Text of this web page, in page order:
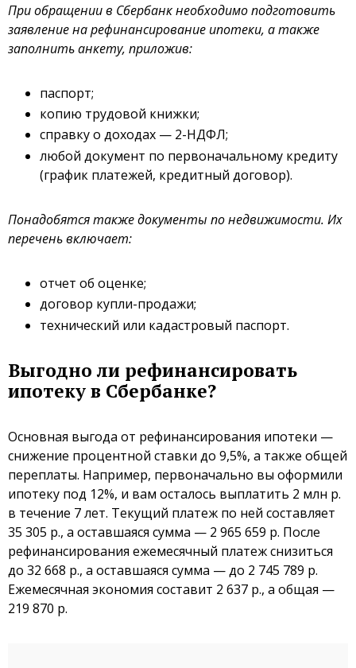
При обращении в Сбербанк необходимо подготовить
заявление на рефинансирование ипотеки, а также
заполнить анкету, приложив:
паспорт;
копию трудовой книжки;
справку о доходах — 2-НДФЛ;
любой документ по первоначальному кредиту
(график платежей, кредитный договор).
Понадобятся также документы по недвижимости. Их
перечень включает:
отчет об оценке;
договор купли-продажи;
технический или кадастровый паспорт.
Выгодно ли рефинансировать
ипотеку в Сбербанке?
Основная выгода от рефинансирования ипотеки —
снижение процентной ставки до 9,5%, а также общей
переплаты. Например, первоначально вы оформили
ипотеку под 12%, и вам осталось выплатить 2 млн р.
в течение 7 лет. Текущий платеж по ней составляет
35 305 р., а оставшаяся сумма — 2 965 659 р. После
рефинансирования ежемесячный платеж снизиться
до 32 668 р., а оставшаяся сумма — до 2 745 789 р.
Ежемесячная экономия составит 2 637 р., а общая —
219 870 р.